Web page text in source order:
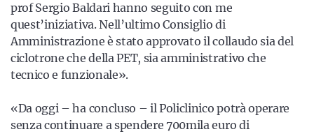
prof Sergio Baldari hanno seguito con me
quest’iniziativa. Nell’ultimo Consiglio di
Amministrazione è stato approvato il collaudo sia del
ciclotrone che della PET, sia amministrativo che
tecnico e funzionale».
«Da oggi – ha concluso – il Policlinico potrà operare
senza continuare a spendere 700mila euro di